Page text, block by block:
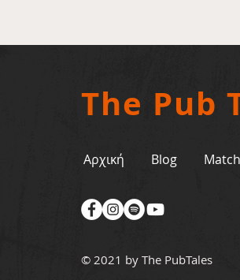
The Pub
Αρχική Blog
© 2021 by The PubTales